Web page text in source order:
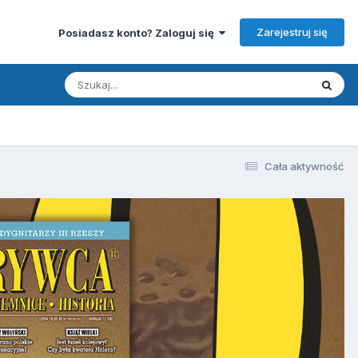
Posiadasz konto? Zaloguj się Zarejestruj się
Cała aktywność